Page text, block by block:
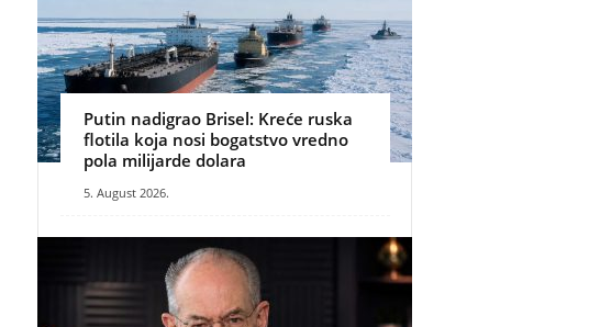
Putin nadigrao Brisel: Kreće ruska
flotila koja nosi bogatstvo vredno
pola milijarde dolara
5. August 2026.